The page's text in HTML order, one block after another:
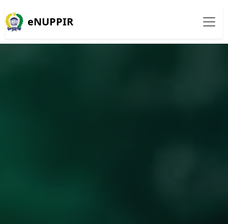
eNUPPIR